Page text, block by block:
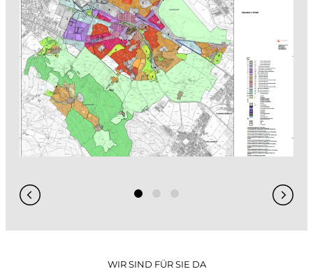
GIS / WebGIS geoweb
GIS-Analysen
Projekt-Visualisierungen
3D-Stadtmodell
Hydraulische Simulationen
WIR SIND FÜR SIE DA